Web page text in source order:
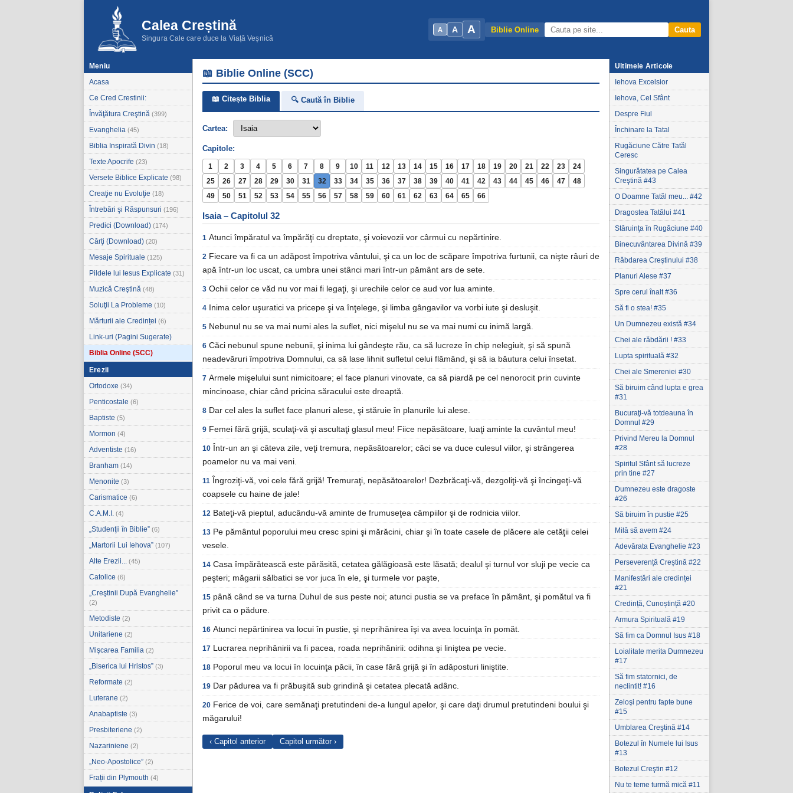
Calea Creștină
Singura Cale care duce la Viață Veșnică
A A A Biblie Online Cauta
Meniu
Acasa
Ce Cred Crestinii:
Învăţătura Creştină (399)
Evanghelia (45)
Biblia Inspirată Divin (18)
Texte Apocrife (23)
Versete Biblice Explicate (98)
Creaţie nu Evoluţie (18)
Întrebări şi Răspunsuri (196)
Predici (Download) (174)
Cărţi (Download) (20)
Mesaje Spirituale (125)
Pildele lui Iesus Explicate (31)
Muzică Creştină (48)
Soluţii La Probleme (10)
Mărturii ale Credinței (6)
Link-uri (Pagini Sugerate)
Biblia Online (SCC)
Erezii
Ortodoxe (34)
Penticostale (6)
Baptiste (5)
Mormon (4)
Adventiste (16)
Branham (14)
Menonite (3)
Carismatice (6)
C.A.M.I. (4)
„Studenţii în Biblie” (6)
„Martorii Lui Iehova” (107)
Alte Erezii... (45)
Catolice (6)
„Creştinii După Evanghelie”
(2)
Metodiste (2)
Unitariene (2)
Mişcarea Familia (2)
„Biserica lui Hristos” (3)
Reformate (2)
Luterane (2)
Anabaptiste (3)
Presbiteriene (2)
Nazariniene (2)
„Neo-Apostolice” (2)
Frații din Plymouth (4)
📖 Biblie Online (SCC)
📖 Citește Biblia 🔍 Caută în Biblie
Cartea:
Capitole:
1 2 3 4 5 6 7 8 9 10 11 12 13 14 15 16 17 18 19 20 21 22 23
24
25
26 27 28 29 30 31 32 33 34 35 36 37 38 39 40 41 42 43 44 45 46 47
48
49
50 51 52 53 54 55 56 57 58 59 60 61 62 63 64 65 66
Isaia – Capitolul 32
1 Atunci împăratul va împărăţi cu dreptate, şi voievozii vor cârmui cu nepărtinire.
2 Fiecare va fi ca un adăpost împotriva vântului, şi ca un loc de scăpare împotriva furtunii, ca nişte râuri de
apă într-un loc uscat, ca umbra unei stânci mari într-un pământ ars de sete.
3 Ochii celor ce văd nu vor mai fi legaţi, şi urechile celor ce aud vor lua aminte.
4 Inima celor uşuratici va pricepe şi va înţelege, şi limba gângavilor va vorbi iute şi desluşit.
5 Nebunul nu se va mai numi ales la suflet, nici mişelul nu se va mai numi cu inimă largă.
6 Căci nebunul spune nebunii, şi inima lui gândeşte rău, ca să lucreze în chip nelegiuit, şi să spună
neadevăruri împotriva Domnului, ca să lase lihnit sufletul celui flămând, şi să ia băutura celui însetat.
7 Armele mişelului sunt nimicitoare; el face planuri vinovate, ca să piardă pe cel nenorocit prin cuvinte
mincinoase, chiar când pricina săracului este dreaptă.
8 Dar cel ales la suflet face planuri alese, şi stăruie în planurile lui alese.
9 Femei fără grijă, sculaţi-vă şi ascultaţi glasul meu! Fiice nepăsătoare, luaţi aminte la cuvântul meu!
10
Într-un an şi câteva zile, veţi tremura, nepăsătoarelor; căci se va duce culesul viilor, şi strângerea
poamelor nu va mai veni.
11
Îngroziţi-vă, voi cele fără grijă! Tremuraţi, nepăsătoarelor! Dezbrăcaţi-vă, dezgoliţi-vă şi încingeţi-vă
coapsele cu haine de jale!
12 Bateţi-vă pieptul, aducându-vă aminte de frumuseţea câmpiilor şi de rodnicia viilor.
13 Pe pământul poporului meu cresc spini şi mărăcini, chiar şi în toate casele de plăcere ale cetăţii celei
vesele.
14 Casa împărătească este părăsită, cetatea gălăgioasă este lăsată; dealul şi turnul vor sluji pe vecie ca
peşteri; măgarii sălbatici se vor juca în ele, şi turmele vor paşte,
15 până când se va turna Duhul de sus peste noi; atunci pustia se va preface în pământ, şi pomătul va fi
privit ca o pădure.
16 Atunci nepărtinirea va locui în pustie, şi neprihănirea îşi va avea locuinţa în pomăt.
17 Lucrarea neprihănirii va fi pacea, roada neprihănirii: odihna şi liniştea pe vecie.
18 Poporul meu va locui în locuinţa păcii, în case fără grijă şi în adăposturi liniştite.
19 Dar pădurea va fi prăbuşită sub grindină şi cetatea plecată adânc.
20 Ferice de voi, care semănaţi pretutindeni de-a lungul apelor, şi care daţi drumul pretutindeni boului şi
măgarului!
‹ Capitol anterior Capitol următor ›
Ultimele Articole
Iehova Excelsior
Iehova, Cel Sfânt
Despre Fiul
Închinare la Tatal
Rugăciune Către Tatăl
Ceresc
Singurătatea pe Calea
Creştină #43
O Doamne Tatăl meu... #42
Dragostea Tatălui #41
Stăruinţa în Rugăciune #40
Binecuvântarea Divină #39
Răbdarea Creştinului #38
Planuri Alese #37
Spre cerul înalt #36
Să fi o stea! #35
Un Dumnezeu există #34
Chei ale răbdării ! #33
Lupta spirituală #32
Chei ale Smereniei #30
Să biruim când lupta e grea
#31
Bucuraţi-vă totdeauna în
Domnul #29
Privind Mereu la Domnul
#28
Spiritul Sfânt să lucreze
prin tine #27
Dumnezeu este dragoste
#26
Să biruim în pustie #25
Milă să avem #24
Adevărata Evanghelie #23
Perseverență Creștină #22
Manifestări ale credinței
#21
Credință, Cunoștință #20
Armura Spirituală #19
Să fim ca Domnul Isus #18
Loialitate merita Dumnezeu
#17
Să fim statornici‚ de
neclintit! #16
Zeloşi pentru fapte bune
#15
Umblarea Creştină #14
Botezul în Numele lui Isus
#13
Botezul Creştin #12
Nu te teme turmă mică #11